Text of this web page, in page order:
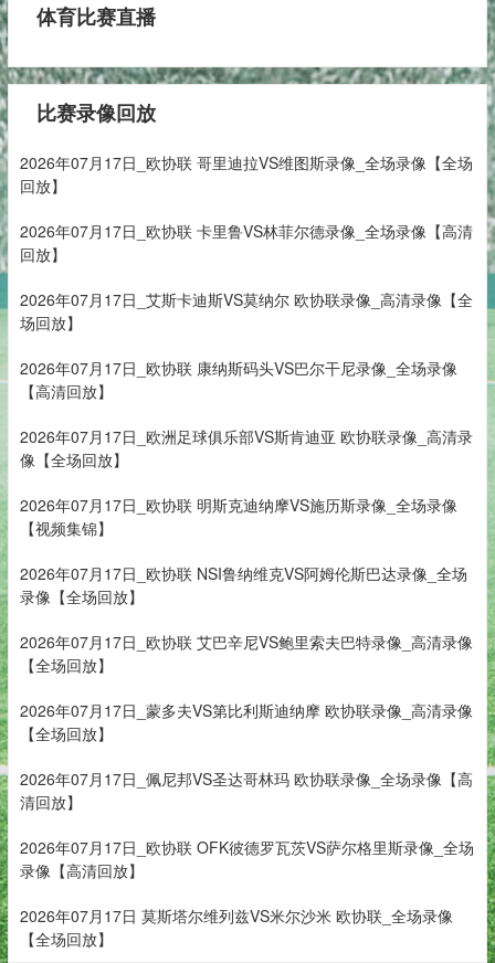
体育比赛直播
比赛录像回放
2026年07月17日_欧协联 哥里迪拉VS维图斯录像_全场录像【全场
回放】
2026年07月17日_欧协联 卡里鲁VS林菲尔德录像_全场录像【高清
回放】
2026年07月17日_艾斯卡迪斯VS莫纳尔 欧协联录像_高清录像【全
场回放】
2026年07月17日_欧协联 康纳斯码头VS巴尔干尼录像_全场录像
【高清回放】
2026年07月17日_欧洲足球俱乐部VS斯肯迪亚 欧协联录像_高清录
像【全场回放】
2026年07月17日_欧协联 明斯克迪纳摩VS施历斯录像_全场录像
【视频集锦】
2026年07月17日_欧协联 NSI鲁纳维克VS阿姆伦斯巴达录像_全场
录像【全场回放】
2026年07月17日_欧协联 艾巴辛尼VS鲍里索夫巴特录像_高清录像
【全场回放】
2026年07月17日_蒙多夫VS第比利斯迪纳摩 欧协联录像_高清录像
【全场回放】
2026年07月17日_佩尼邦VS圣达哥林玛 欧协联录像_全场录像【高
清回放】
2026年07月17日_欧协联 OFK彼德罗瓦茨VS萨尔格里斯录像_全场
录像【高清回放】
2026年07月17日 莫斯塔尔维列兹VS米尔沙米 欧协联_全场录像
【全场回放】